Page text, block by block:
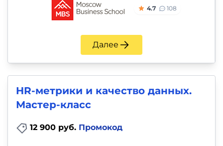
4.7 108
Далее
HR-метрики и качество данных.
Мастер-класс
12 900 руб. Промокод